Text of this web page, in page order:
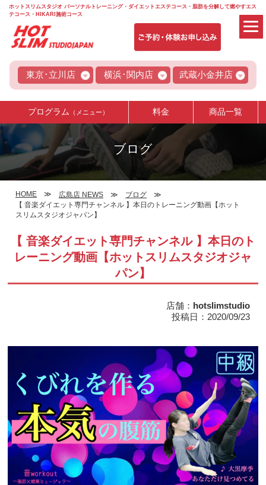
ホットスリムスタジオ パーソナルトレーニング・ダイエットエステコース・脂肪を分解して燃やすエス
テコース・HIKARI施術コース
東京･立川店 横浜･関内店 武蔵小金井店
プログラム （メニュー） 料金 商品一覧
ブログ
HOME 広島店 NEWS
ブログ
【 音楽ダイエット専門チャンネル 】本日のトレーニング動画【ホット
スリムスタジオジャパン】
【 音楽ダイエット専門チャンネル 】本日のト
レーニング動画【ホットスリムスタジオジャ
パン】
店舗： hotslimstudio
投稿日：2020/09/23